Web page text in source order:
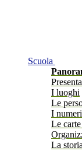
Scuola
I luoghi
Le
I
Le
La storia